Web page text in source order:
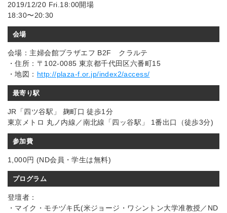
2019/12/20 Fri.18:00開場
18:30〜20:30
会場
会場：主婦会館プラザエフ B2F クラルテ
・住所：〒102-0085 東京都千代田区六番町15
・地図： http://plaza-f.or.jp/index2/access/
最寄り駅
JR「四ツ谷駅」 麹町口 徒歩1分
東京メトロ 丸ノ内線／南北線「四ッ谷駅」 1番出口（徒歩3分)
参加費
1,000円 (ND会員・学生は無料)
プログラム
登壇者：
・マイク・モチヅキ氏(米ジョージ・ワシントン大学准教授／ND